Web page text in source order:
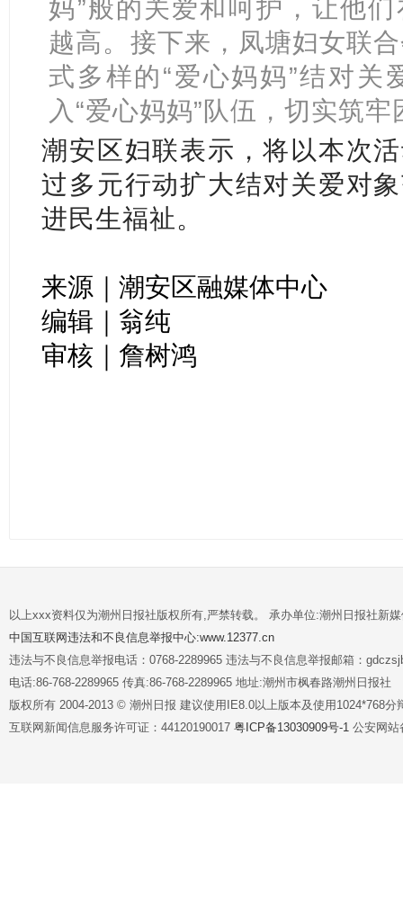
妈”般的关爱和呵护，让他
越高。接下来，凤塘妇女联
式多样的“爱心妈妈”结对关
入“爱心妈妈”队伍，切实筑
潮安区妇联表示，将以本次
过多元行动扩大结对关爱对
进民生福祉。
来源｜潮安区融媒体中心
编辑｜翁纯
审核｜詹树鸿
以上xxx资料仅为潮州日报社版权所有,严禁转载。 承办单位:潮州日报社新
中国互联网违法和不良信息举报中心:www.12377.cn
违法与不良信息举报电话：0768-2289965 违法与不良信息举报邮箱：
电话:86-768-2289965 传真:86-768-2289965 地址:潮州市枫春路潮州日报社
版权所有 2004-2013 © 潮州日报 建议使用IE8.0以上版本及使用1024*768分
互联网新闻信息服务许可证：44120190017 粤ICP备13030909号-1 公安网站